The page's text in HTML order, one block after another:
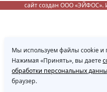
сайт создан ООО «ЭЙФОС».
Мы используем файлы cookie и
Нажимая «Принять», вы даете
обработки персональных
браузер.